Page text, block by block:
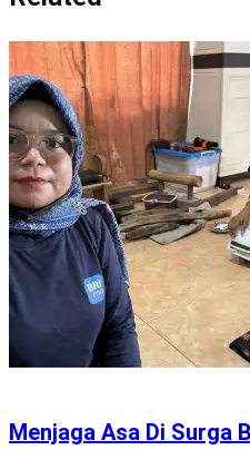
Menjaga Asa Di Surga